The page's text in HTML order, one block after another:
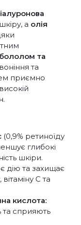
а олія
та
та
приємно
(0,9% ретиноїду
глибокі
шкіри.
дію та захищає
C та
кислота:
сприяють